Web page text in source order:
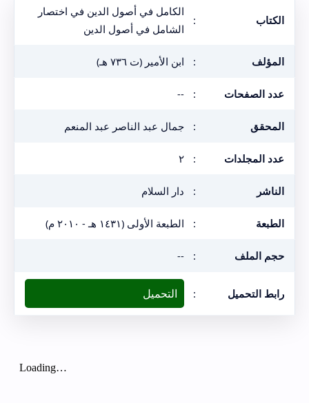
الكتاب :
الكامل في أصول الدين في اختصار
الشامل في أصول الدين
المؤلف : ابن الأمير (ت ٧٣٦ هـ)
عدد الصفحات :
--
المحقق : جمال عبد الناصر عبد المنعم
عدد المجلدات : ٢
الناشر : دار السلام
الطبعة : الطبعة الأولى (١٤٣١ هـ - ٢٠١٠ م)
حجم الملف :
--
رابط التحميل : التحميل